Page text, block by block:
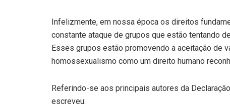
Infelizmente, em nossa época os direitos
constante ataque de grupos que estão tentando
Esses grupos estão promovendo a aceitação de
homossexualismo como um direito humano
Referindo-se aos principais autores da
escreveu: